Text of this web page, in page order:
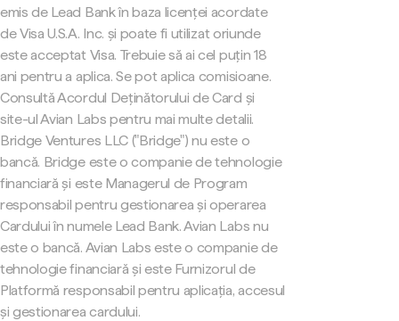
emis de Lead Bank în baza licenței acordate
de Visa U.S.A. Inc. și poate fi utilizat oriunde
este acceptat Visa. Trebuie să ai cel puțin 18
ani pentru a aplica. Se pot aplica comisioane.
Consultă Acordul Deținătorului de Card și
site-ul Avian Labs pentru mai multe detalii.
Bridge Ventures LLC ("Bridge") nu este o
bancă. Bridge este o companie de tehnologie
financiară și este Managerul de Program
responsabil pentru gestionarea și operarea
Cardului în numele Lead Bank. Avian Labs nu
este o bancă. Avian Labs este o companie de
tehnologie financiară și este Furnizorul de
Platformă responsabil pentru aplicația, accesul
și gestionarea cardului.